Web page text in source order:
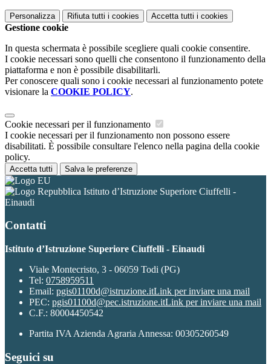
Personalizza Rifiuta tutti i cookies Accetta tutti i cookies
Gestione cookie
In questa schermata è possibile scegliere quali cookie consentire.
I cookie necessari sono quelli che consentono il funzionamento della
piattaforma e non è possibile disabilitarli.
Per conoscere quali sono i cookie necessari al funzionamento potete
visionare la COOKIE POLICY.
Cookie necessari per il funzionamento
I cookie necessari per il funzionamento non possono essere
disabilitati. È possibile consultare l'elenco nella pagina della cookie
policy.
Accetta tutti Salva le preferenze
Istituto d’Istruzione Superiore Ciuffelli -
Einaudi
Contatti
Istituto d’Istruzione Superiore Ciuffelli - Einaudi
Viale Montecristo, 3 - 06059 Todi (PG)
Tel: 0758959511
Email: pgis01100d@istruzione.itLink per inviare una mail
PEC: pgis01100d@pec.istruzione.itLink per inviare una mail
C.F.: 80004450542
Partita IVA Azienda Agraria Annessa: 00305260549
Seguici su